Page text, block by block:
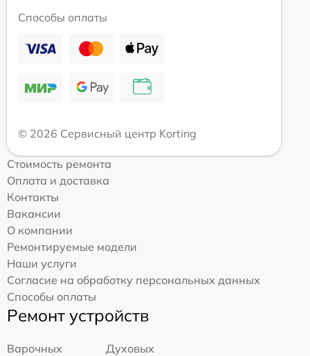
Способы оплаты
© 2026 Сервисный центр Korting
Стоимость ремонта
Оплата и доставка
Контакты
Вакансии
О компании
Ремонтируемые модели
Наши услуги
Согласие на обработку персональных данных
Способы оплаты
Ремонт устройств
Варочных
Духовых